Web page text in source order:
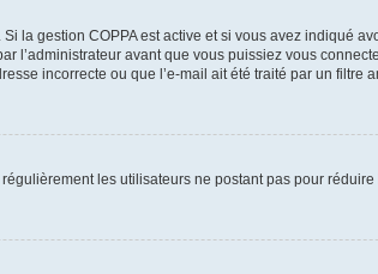
la gestion COPPA est active et si vous avez indiqué
avant que vous puissiez vous
incorrecte ou que l’e-mail ait été traité par un filtre
les utilisateurs ne postant pas pour